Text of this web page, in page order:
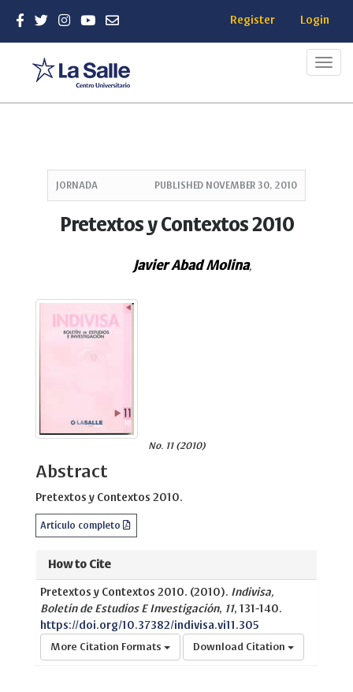
Content
Sidebar
Register Login
JORNADA PUBLISHED NOVEMBER 30, 2010
Pretextos y Contextos 2010
Javier Abad Molina,
No. 11 (2010)
Abstract
Pretextos y Contextos 2010.
Artículo completo
How to Cite
Pretextos y Contextos 2010. (2010). Indivisa,
Boletín de Estudios E Investigación, 11, 131-140.
https://doi.org/10.37382/indivisa.vi11.305
More Citation Formats Download Citation